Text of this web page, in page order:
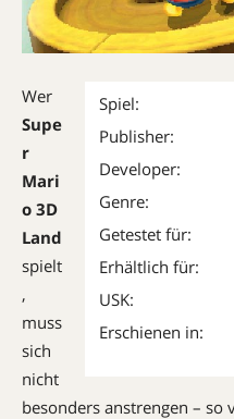
Spiel:
Publisher:
Developer:
Genre:
Getestet für:
Erhältlich für:
USK:
Erschienen in:
Wer
Supe
r
Mari
o 3D
Land
spielt
,
muss
sich
nicht
besonders anstrengen – so